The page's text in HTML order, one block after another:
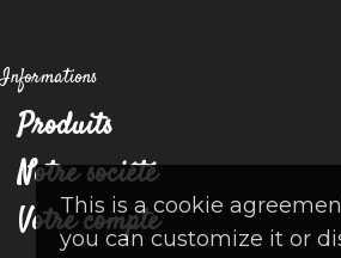
This is a cookie
you can customize it or
Informations
Produits
Notre société
Votre compte